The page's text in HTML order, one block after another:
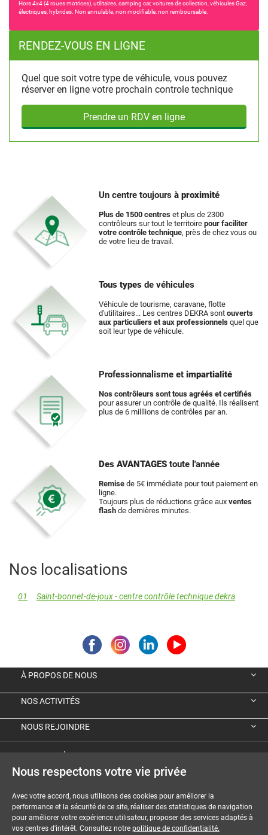
Hors 4x4 (4 roues motrices), utilitaires, camping car, voitures de collection, véhicules Gaz,
électriques, hybrides. Non annulable, non modifiable, non remboursable.
RENDEZ-VOUS EN LIGNE
Quel que soit votre type de véhicule, vous pouvez
réserver en ligne votre prochain controle technique
Prendre un RDV en ligne
Un centre toujours à proximité
Plus de 1500 centres et plus de 2300
contrôleurs sur tout le territoire pour faciliter
votre contrôle technique, près de chez vous ou
de votre lieu de travail.
Tous types de véhicules
Véhicule de tourisme, caravane, flotte
d'utilitaires... Les centres DEKRA sont ouverts
aux particuliers et aux professionnels quel que
soit leur type de véhicule.
Professionnalisme et impartialité
Nos contrôleurs sont tous agréés et certifiés
pour assurer un contrôle de qualité. Ils réalisent
plus de 6 milllions de contrôles par an.
Des AVANTAGES toute l'année
Remise de 5€ immédiate pour tout paiement en
ligne.
Toujours plus de réductions grâce aux ventes
flash de dernières minutes.
Nos localisations
01 Saint-bonnet-de-joux - centre contrôle technique dekra
À PROPOS DE NOUS
NOS ACTIVITÉS
NOUS REJOINDRE
MENTIONS LÉGALES
Nous respectons votre vie privée
Avec votre accord, nous utilisons des cookies pour améliorer la
performance et la sécurité de ce site, réaliser des statistiques de navigation
pour améliorer votre expérience utilisateur, proposer des services adaptés à
vos centres d'intérêt. Consultez notre politique de confidentialité.